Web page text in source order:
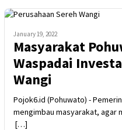
January 19, 2022
Masyarakat
Waspadai
Wangi
Pojok6.id (Pohuwato) -
mengimbau masyarakat, agar
[…]